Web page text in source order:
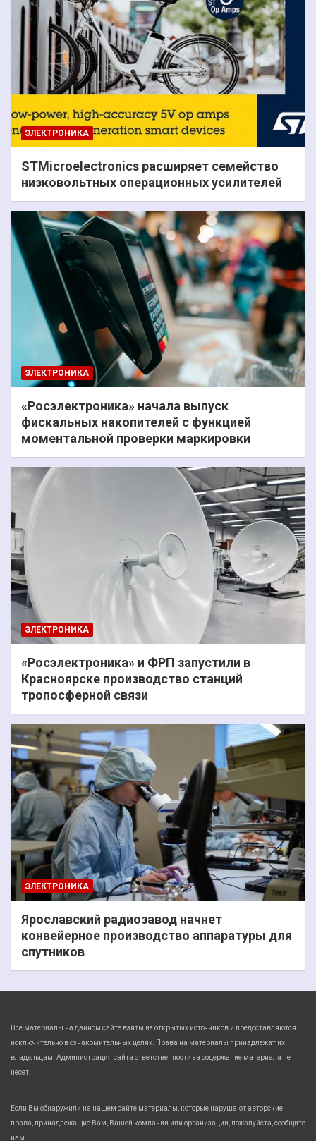
ЭЛЕКТРОНИКА
STMicroelectronics расширяет семейство
низковольтных операционных усилителей
ЭЛЕКТРОНИКА
«Росэлектроника» начала выпуск
фискальных накопителей с функцией
моментальной проверки маркировки
ЭЛЕКТРОНИКА
«Росэлектроника» и ФРП запустили в
Красноярске производство станций
тропосферной связи
ЭЛЕКТРОНИКА
Ярославский радиозавод начнет
конвейерное производство аппаратуры для
спутников
Все материалы на данном сайте взяты из открытых источников и предоставляются
исключительно в ознакомительных целях. Права на материалы принадлежат их
владельцам. Администрация сайта ответственности за содержание материала не
несет.
Если Вы обнаружили на нашем сайте материалы, которые нарушают авторские
права, принадлежащие Вам, Вашей компании или организации, пожалуйста, сообщите
нам.